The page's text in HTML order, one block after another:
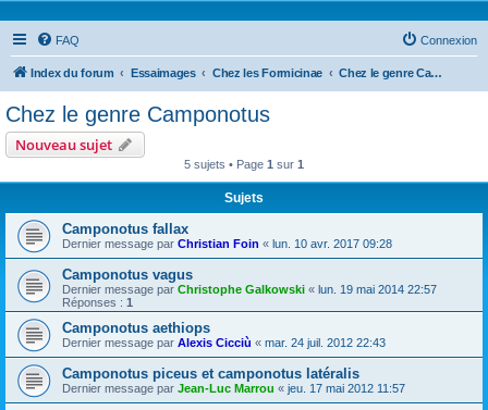
FAQ Connexion
Index du forum Essaimages Chez les Formicinae Chez le genre Camponotus
Chez le genre Camponotus
Nouveau sujet
5 sujets • Page 1 sur 1
Sujets
Camponotus fallax
Dernier message par Christian Foin « lun. 10 avr. 2017 09:28
Camponotus vagus
Dernier message par Christophe Galkowski « lun. 19 mai 2014 22:57
Réponses : 1
Camponotus aethiops
Dernier message par Alexis Cicciù « mar. 24 juil. 2012 22:43
Camponotus piceus et camponotus latéralis
Dernier message par Jean-Luc Marrou « jeu. 17 mai 2012 11:57